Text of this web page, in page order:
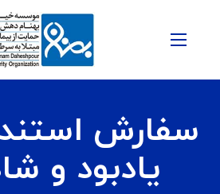
سفارش
یادبود و